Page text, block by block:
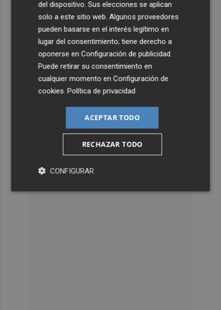
del dispositivo. Sus elecciones se aplican
solo a este sitio web. Algunos proveedores
pueden basarse en el interés legítimo en
lugar del consentimiento; tiene derecho a
oponerse enConfiguración de publicidad.
Puede retirar su consentimiento en
cualquier momento enConfiguración de
cookies.Política de privacidad
ACEPTAR TODO
RECHAZAR TODO
CONFIGURAR